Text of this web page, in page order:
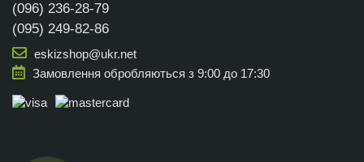
(096) 236-28-79
(095) 249-82-86
eskizshop@ukr.net
Замовлення обробляються з 9:00 до 17:30